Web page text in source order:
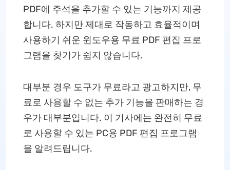
PDF에 주석을 추가할 수 있는 기능까지 제공
합니다. 하지만 제대로 작동하고 효율적이며
사용하기 쉬운 윈도우용 무료 PDF 편집 프로
그램을 찾기가 쉽지 않습니다.
대부분 경우 도구가 무료라고 광고하지만, 무
료로 사용할 수 없는 추가 기능을 판매하는 경
우가 대부분입니다. 이 기사에는 완전히 무료
로 사용할 수 있는 PC용 PDF 편집 프로그램
을 알려드립니다.